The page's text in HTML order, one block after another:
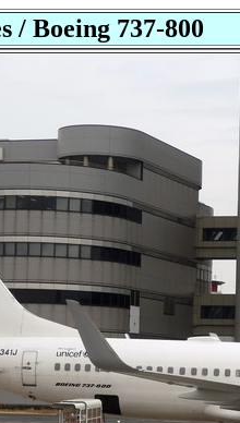
/ Boeing 737-800